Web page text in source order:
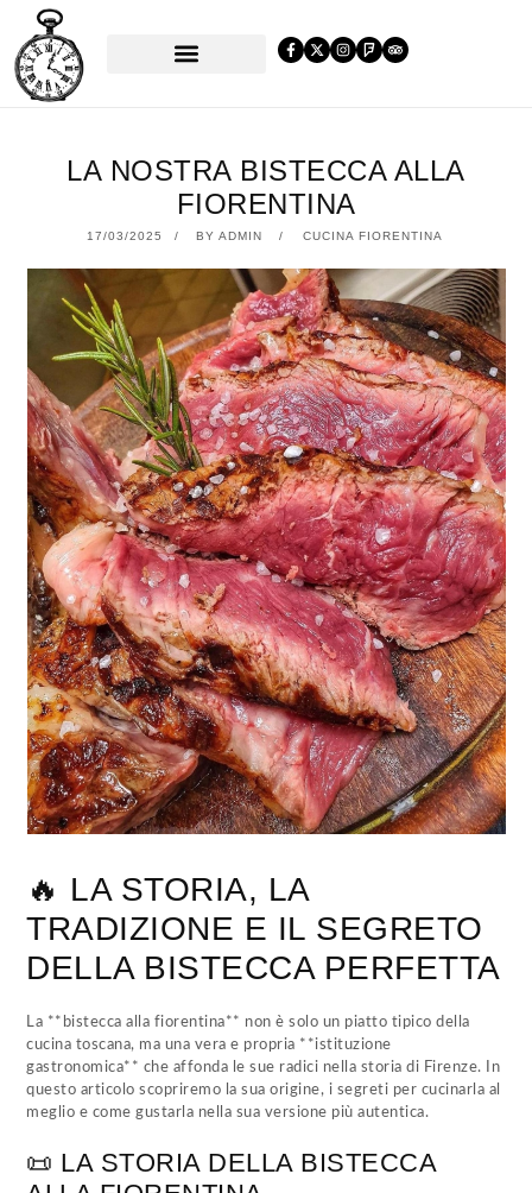
LA NOSTRA BISTECCA ALLA
FIORENTINA
17/03/2025 17/03/2025
BY ADMIN CUCINA FIORENTINA
🔥 LA STORIA, LA
TRADIZIONE E IL SEGRETO
DELLA BISTECCA PERFETTA
La **bistecca alla fiorentina** non è solo un piatto tipico della
cucina toscana, ma una vera e propria **istituzione
gastronomica** che affonda le sue radici nella storia di Firenze. In
questo articolo scopriremo la sua origine, i segreti per cucinarla al
meglio e come gustarla nella sua versione più autentica.
📜 LA STORIA DELLA BISTECCA